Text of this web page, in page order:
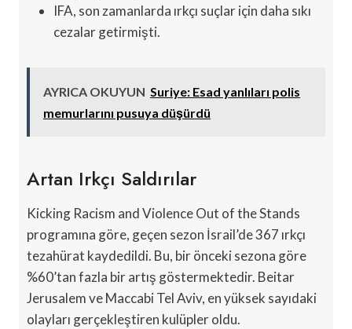
IFA, son zamanlarda ırkçı suçlar için daha sıkı
cezalar getirmişti.
AYRICA OKUYUN Suriye: Esad yanlıları polis
memurlarını pusuya düşürdü
Artan Irkçı Saldırılar
Kicking Racism and Violence Out of the Stands
programına göre, geçen sezon İsrail’de 367 ırkçı
tezahürat kaydedildi. Bu, bir önceki sezona göre
%60’tan fazla bir artış göstermektedir. Beitar
Jerusalem ve Maccabi Tel Aviv, en yüksek sayıdaki
olayları gerçekleştiren kulüpler oldu.